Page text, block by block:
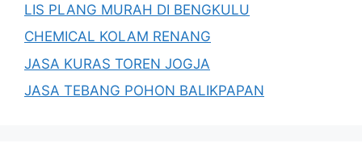
LIS PLANG MURAH DI BENGKULU
CHEMICAL KOLAM RENANG
JASA KURAS TOREN JOGJA
JASA TEBANG POHON BALIKPAPAN